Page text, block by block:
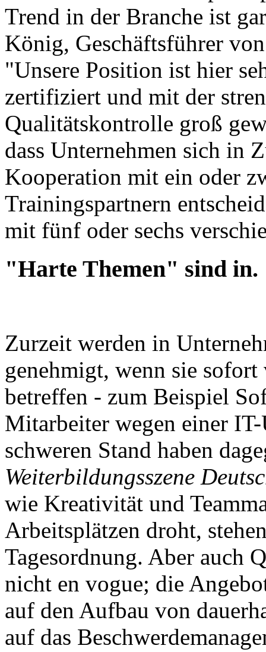
Trend in der Branche ist
König, Geschäftsführer
"Unsere Position ist hier
zertifiziert und mit der
Qualitätskontrolle groß
dass Unternehmen sich in
Kooperation mit ein oder
Trainingspartnern
mit fünf oder sechs
"Harte Themen" sind in.
Zurzeit werden in
genehmigt, wenn sie
betreffen - zum Beispiel
Mitarbeiter wegen einer
schweren Stand haben
Weiterbildungsszene
wie Kreativität und
Arbeitsplätzen droht,
Tagesordnung. Aber auch
nicht en vogue; die
auf den Aufbau von
auf das